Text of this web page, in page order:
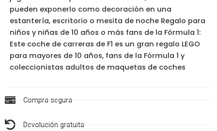
pueden exponerlo como decoración en una
estantería, escritorio o mesita de noche Regalo para
niños y niñas de 10 años o más fans de la Fórmula 1:
Este coche de carreras de F1 es un gran regalo LEGO
para mayores de 10 años, fans de la Fórmula 1 y
coleccionistas adultos de maquetas de coches
Compra segura
Devolución gratuita